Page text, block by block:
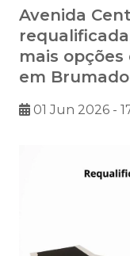
Avenida
mais
em Brumado
01 Jun 2026 -